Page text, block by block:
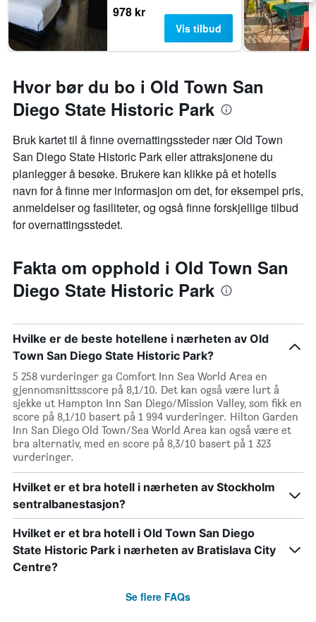
978 kr
Vis tilbud
Hvor bør du bo i Old Town San
Diego State Historic Park
Bruk kartet til å finne overnattingssteder nær Old Town
San Diego State Historic Park eller attraksjonene du
planlegger å besøke. Brukere kan klikke på et hotells
navn for å finne mer informasjon om det, for eksempel pris,
anmeldelser og fasiliteter, og også finne forskjellige tilbud
for overnattingsstedet.
Fakta om opphold i Old Town San
Diego State Historic Park
Hvilke er de beste hotellene i nærheten av Old
Town San Diego State Historic Park?
5 258 vurderinger ga Comfort Inn Sea World Area en
gjennomsnittsscore på 8,1/10. Det kan også være lurt å
sjekke ut Hampton Inn San Diego/Mission Valley, som fikk en
score på 8,1/10 basert på 1 994 vurderinger. Hilton Garden
Inn San Diego Old Town/Sea World Area kan også være et
bra alternativ, med en score på 8,3/10 basert på 1 323
vurderinger.
Hvilket er et bra hotell i nærheten av Stockholm
sentralbanestasjon?
Hvilket er et bra hotell i Old Town San Diego
State Historic Park i nærheten av Bratislava City
Centre?
Se flere FAQs